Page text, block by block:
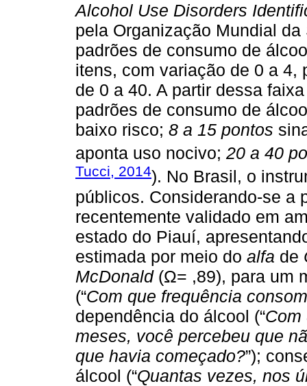
Alcohol Use Disorders
pela Organização Mundial
padrões de consumo de
itens, com variação de 0 a 4,
de 0 a 40. A partir dessa
padrões de consumo de
baixo risco; 8 a 15 pontos
aponta uso nocivo; 20 a 40
Tucci, 2014). No Brasil, o
públicos. Considerando-se a
recentemente validado em
estado do Piauí,
estimada por meio do alfa de
McDonald(Ω= ,89), para um
(“Com que frequência
dependência do álcool (“Com
meses, você percebeu que
que havia começado?”);
álcool (“Quantas vezes, nos